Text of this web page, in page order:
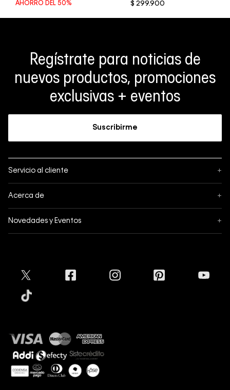
AHORRO DEL 50% $ 299.900
Regístrate para noticias de
nuevos productos, promociones
exclusivas + eventos
Suscribirme
Servicio al cliente +
Mis pedidos
Formas de pago
Envíos
Tiendas
Acerca de +
Política de privacidad
Guía de tallas
Guía de cuidado Denim
Sostenibilidad
Novedades y Eventos +
Cyber Lunes
Mapa del sitio